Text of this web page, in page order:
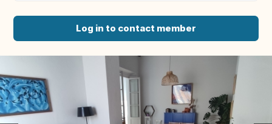
Log in to contact member